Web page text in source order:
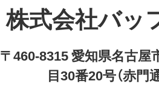
株式会社バッ
〒460-8315 愛知県名古屋
目30番20号（赤門